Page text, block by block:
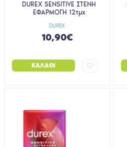
DUREX
DUREX SENSITIVE ΣΤΕΝΗ
ΕΦΑΡΜΟΓΗ 12τμχ
10,90€
ΚΑΛΆΘΙ